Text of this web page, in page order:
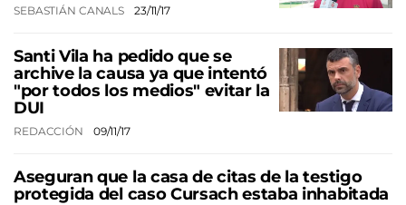
SEBASTIÁN CANALS 23/11/17
Santi Vila ha pedido que se
archive la causa ya que intentó
"por todos los medios" evitar la
DUI
REDACCIÓN 09/11/17
Aseguran que la casa de citas de la testigo
protegida del caso Cursach estaba inhabitada